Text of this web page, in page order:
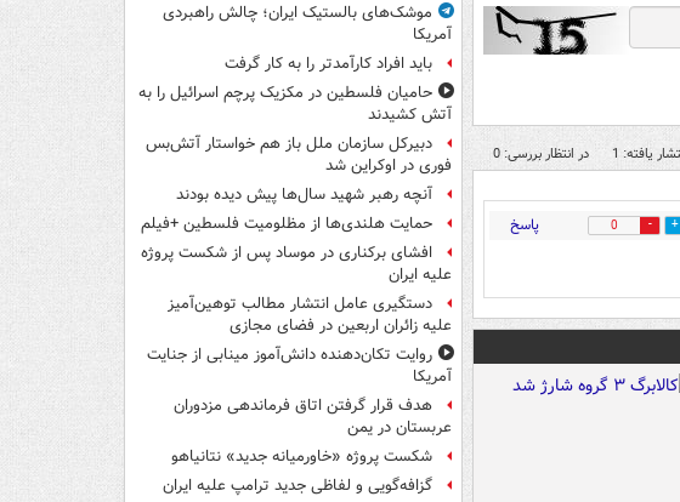
یافته: 1 در انتظار بررسی: 0
0 پاسخ
موشک‌های بالستیک ایران؛ چالش راهبردی
آمریکا
باید افراد کارآمدتر را به کار گرفت
حامیان فلسطین در مکزیک پرچم اسرائیل را به
آتش کشیدند
دبیرکل سازمان ملل باز هم خواستار آتش‌بس
فوری در اوکراین شد
آنچه رهبر شهید سال‌ها پیش دیده بودند
حمایت هلندی‌ها از مظلومیت فلسطین +فیلم
افشای برکناری در موساد پس از شکست پروژه
علیه ایران
دستگیری عامل انتشار مطالب توهین‌آمیز
علیه زائران اربعین در فضای مجازی
روایت تکان‌دهنده دانش‌آموز مینابی از جنایت
آمریکا
هدف قرار گرفتن اتاق‌ فرماندهی مزدوران
عربستان در یمن
شکست پروژه «خاورمیانه جدید» نتانیاهو
گزافه‌گویی و لفاظی جدید ترامپ علیه ایران